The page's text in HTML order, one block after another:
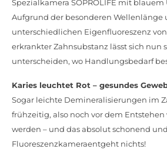
Spezialkamera SOPROLIFE mit blauem
Aufgrund der besonderen Wellenlänge
unterschiedlichen Eigenfluoreszenz
erkrankter Zahnsubstanz lässt sich nun
unterscheiden, wo Handlungsbedarf
Karies leuchtet Rot – gesundes
Sogar leichte Demineralisierungen im
frühzeitig, also noch vor dem Entstehen
werden – und das absolut schonend
Fluoreszenzkameraentgeht nichts!